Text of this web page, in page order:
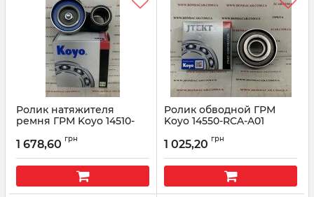
Ролик натяжителя
ремня ГРМ Koyo 14510-
Артикул: 14510RCAA01
1 678,60 грн
Ролик обводной ГРМ
Koyo 14550-RCA-A01
1 025,20 грн